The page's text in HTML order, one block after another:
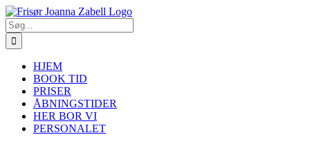
Skip
to
content
Søg
efter:
HJEM
BOOK TID
PRISER
ÅBNINGSTIDER
HER BOR VI
PERSONALET